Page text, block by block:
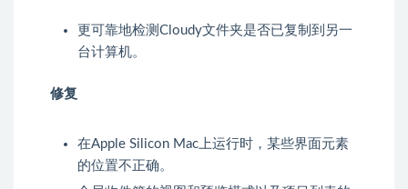
更可靠地检测Cloudy文件夹是否已复制到另一
台计算机。
修复
在Apple Silicon Mac上运行时，某些界面元素
的位置不正确。